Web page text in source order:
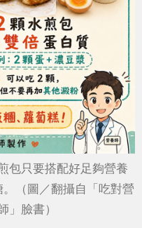
包只要搭配好足夠營養
（圖／翻攝自「吃對營
」臉書）